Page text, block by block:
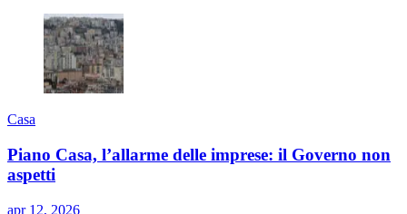
Casa
Piano Casa, l’allarme delle imprese: il Governo non
aspetti
apr 12, 2026